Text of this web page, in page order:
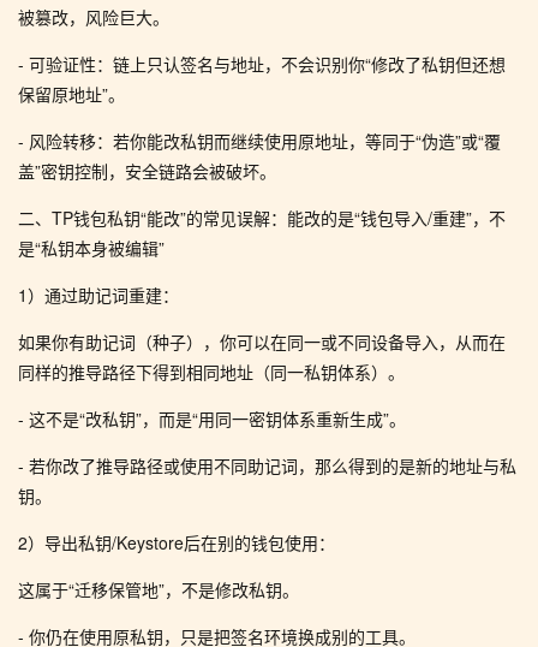
被篡改，风险巨大。
- 可验证性：链上只认签名与地址，不会识别你“修改了私钥但还想
保留原地址”。
- 风险转移：若你能改私钥而继续使用原地址，等同于“伪造”或“覆
盖”密钥控制，安全链路会被破坏。
二、TP钱包私钥“能改”的常见误解：能改的是“钱包导入/重建”，不
是“私钥本身被编辑”
1）通过助记词重建：
如果你有助记词（种子），你可以在同一或不同设备导入，从而在
同样的推导路径下得到相同地址（同一私钥体系）。
- 这不是“改私钥”，而是“用同一密钥体系重新生成”。
- 若你改了推导路径或使用不同助记词，那么得到的是新的地址与私
钥。
2）导出私钥/Keystore后在别的钱包使用：
这属于“迁移保管地”，不是修改私钥。
- 你仍在使用原私钥，只是把签名环境换成别的工具。